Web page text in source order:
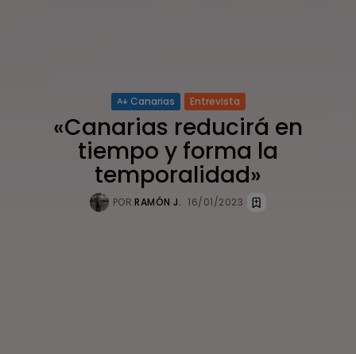
Canarias Entrevista
«Canarias reducirá en
tiempo y forma la
temporalidad»
POR RAMÓN J. 16/01/2023